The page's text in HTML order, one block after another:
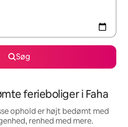
Søg
ferieboliger i Faha
ophold er højt bedømt med
renhed med mere.